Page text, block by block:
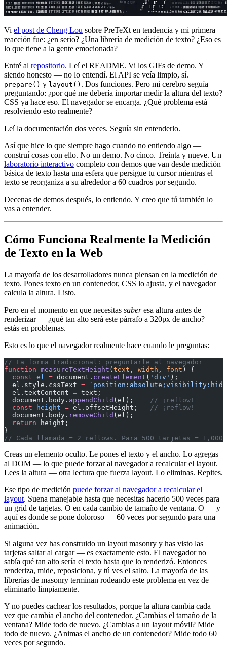
Vi el post de Cheng Lou sobre PreTeXt en tendencia y mi primera
reacción fue: ¿en serio? ¿Una librería de medición de texto? ¿Eso es
lo que tiene a la gente emocionada?
Entré al repositorio. Leí el README. Vi los GIFs de demo. Y
siendo honesto — no lo entendí. El API se veía limpio, sí.
prepare() y layout() . Dos funciones. Pero mi cerebro seguía
preguntando: ¿por qué me debería importar medir la altura del texto?
CSS ya hace eso. El navegador se encarga. ¿Qué problema está
resolviendo esto realmente?
Leí la documentación dos veces. Seguía sin entenderlo.
Así que hice lo que siempre hago cuando no entiendo algo —
construí cosas con ello. No un demo. No cinco. Treinta y nueve. Un
laboratorio interactivo completo con demos que van desde medición
básica de texto hasta una esfera que persigue tu cursor mientras el
texto se reorganiza a su alrededor a 60 cuadros por segundo.
Decenas de demos después, lo entiendo. Y creo que tú también lo
vas a entender.
Cómo Funciona Realmente la Medición
de Texto en la Web
La mayoría de los desarrolladores nunca piensan en la medición de
texto. Pones texto en un contenedor, CSS lo ajusta, y el navegador
calcula la altura. Listo.
Pero en el momento en que necesitas saberesa altura antes de
renderizar — ¿qué tan alto será este párrafo a 320px de ancho? —
estás en problemas.
Esto es lo que el navegador realmente hace cuando le preguntas:
// La forma tradicional: preguntarle al navegador
function measureTextHeight (text , width , font ) {
  const
el = document. createElement ( 'div' );
  el.style.cssText
=
  el.textContent
= text;
  document.body.
appendChild (el);
// ¡reflow!
  const
height = el.offsetHeight;
// ¡reflow!
  document.body.
removeChild (el);
  return
height;
}
// Cada llamada = 2 reflows. Para 500 tarjetas =
Creas un elemento oculto. Le pones el texto y el ancho. Lo agregas
al DOM — lo que puede forzar al navegador a recalcular el layout.
Lees la altura — otra lectura que fuerza layout. Lo eliminas. Repites.
Ese tipo de medición puede forzar al navegador a recalcular el
layout. Suena manejable hasta que necesitas hacerlo 500 veces para
un grid de tarjetas. O en cada cambio de tamaño de ventana. O — y
aquí es donde se pone doloroso — 60 veces por segundo para una
animación.
Si alguna vez has construido un layout masonry y has visto las
tarjetas saltar al cargar — es exactamente esto. El navegador no
sabía qué tan alto sería el texto hasta que lo renderizó. Entonces
renderiza, mide, reposiciona, y tú ves el salto. La mayoría de las
librerías de masonry terminan rodeando este problema en vez de
eliminarlo limpiamente.
Y no puedes cachear los resultados, porque la altura cambia cada
vez que cambia el ancho del contenedor. ¿Cambias el tamaño de la
ventana? Mide todo de nuevo. ¿Cambias a un layout móvil? Mide
todo de nuevo. ¿Animas el ancho de un contenedor? Mide todo 60
veces por segundo.